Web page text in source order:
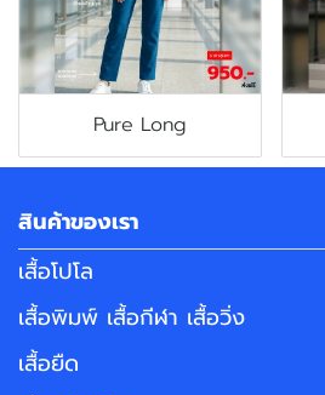
Pure Long
สินค้าของเรา
เสื้อโปโล
เสื้อพิมพ์ เสื้อกีฬา เสื้อวิ่ง
เสื้อยืด